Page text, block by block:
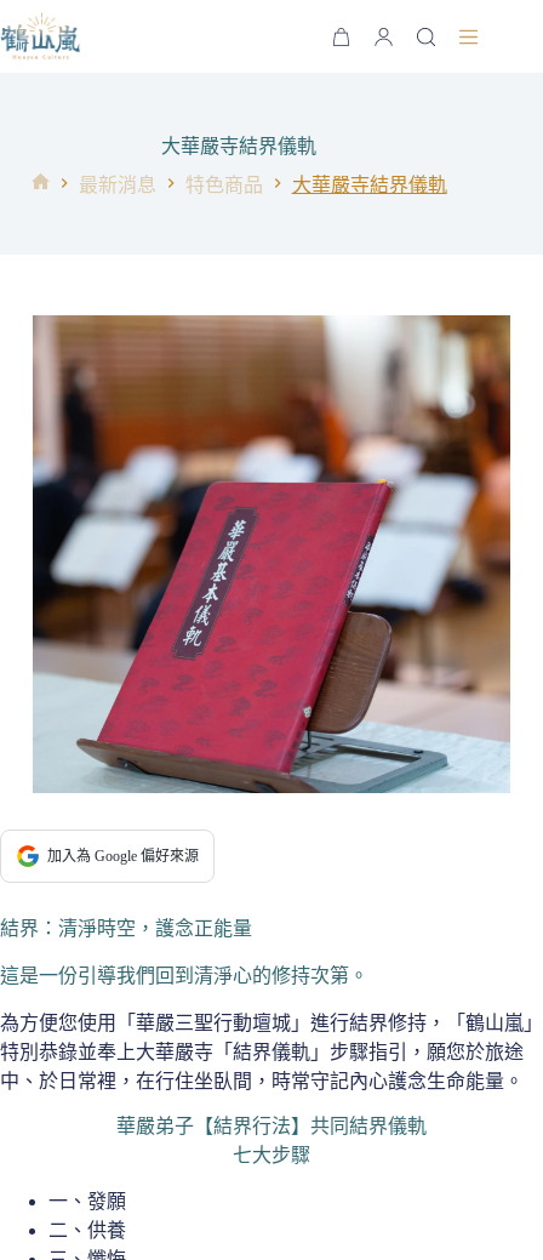
至
購
大華嚴寺結界儀軌
最新消息 特色商品 大華嚴寺結界儀軌
加入為 Google 偏好來源
結界：清淨時空，護念正能量
這是一份引導我們回到清淨心的修持次第。
為方便您使用「華嚴三聖行動壇城」進行結界修持，「鶴山嵐」
特別恭錄並奉上大華嚴寺「結界儀軌」步驟指引，願您於旅途
中、於日常裡，在行住坐臥間，時常守記內心護念生命能量。
華嚴弟子【結界行法】共同結界儀軌
七大步驟
一、發願
二、供養